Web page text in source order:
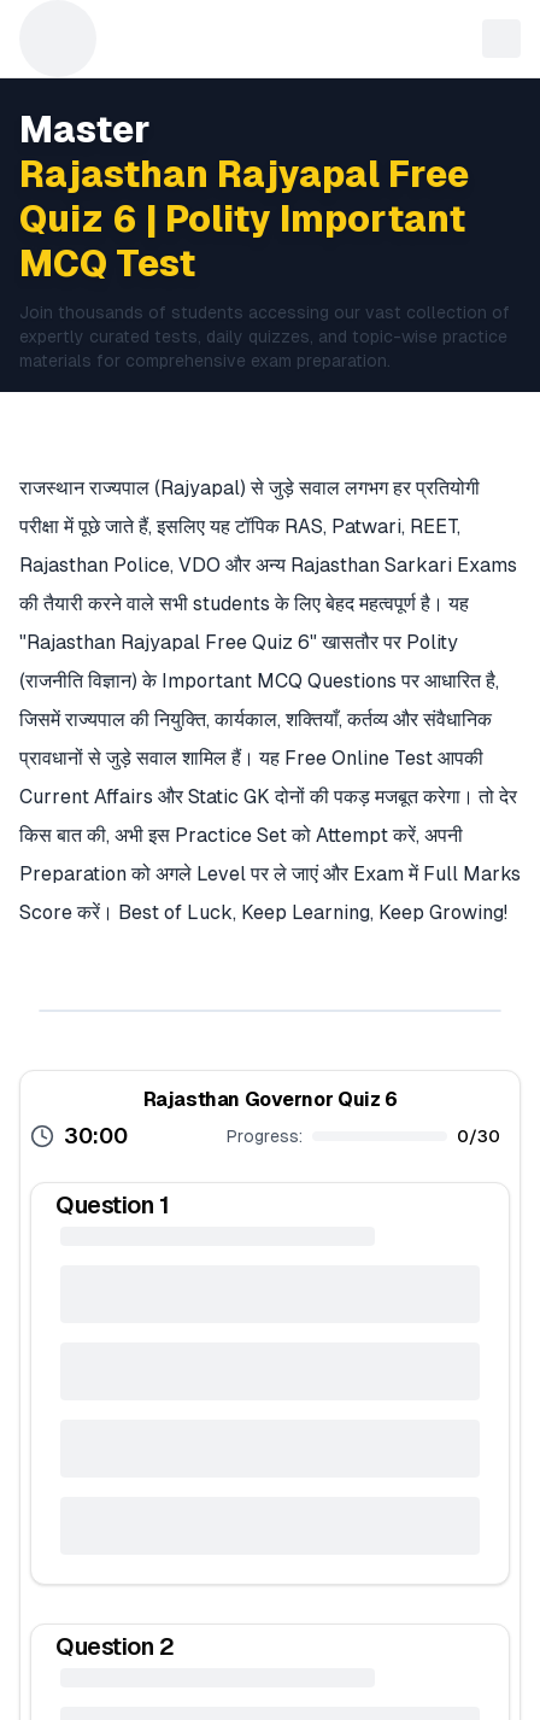
Master
Rajasthan Rajyapal Free
Quiz 6 | Polity Important
MCQ Test
Join thousands of students accessing our vast collection of
expertly curated tests, daily quizzes, and topic-wise practice
materials for comprehensive exam preparation.
राजस्थान राज्यपाल (Rajyapal) से जुड़े सवाल लगभग हर प्रतियोगी
परीक्षा में पूछे जाते हैं, इसलिए यह टॉपिक RAS, Patwari, REET,
Rajasthan Police, VDO और अन्य Rajasthan Sarkari Exams
की तैयारी करने वाले सभी students के लिए बेहद महत्वपूर्ण है। यह
"Rajasthan Rajyapal Free Quiz 6" खासतौर पर Polity
(राजनीति विज्ञान) के Important MCQ Questions पर आधारित है,
जिसमें राज्यपाल की नियुक्ति, कार्यकाल, शक्तियाँ, कर्तव्य और संवैधानिक
प्रावधानों से जुड़े सवाल शामिल हैं। यह Free Online Test आपकी
Current Affairs और Static GK दोनों की पकड़ मजबूत करेगा। तो देर
किस बात की, अभी इस Practice Set को Attempt करें, अपनी
Preparation को अगले Level पर ले जाएं और Exam में Full Marks
Score करें। Best of Luck, Keep Learning, Keep Growing!
Rajasthan Governor Quiz 6
30:00 Progress: 0/30
Question 1
Question 2